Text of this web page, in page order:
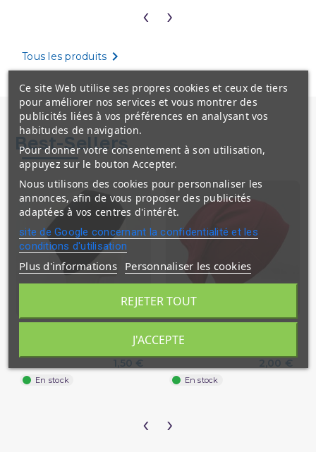
‹ ›
Tous les produits 
Best-Sellers
Bandeau pour hijab - Tube et
1,50 €
En stock
Bandeau pour voile - Tube et
Long - à enfiler sous le...
2,00 €
En stock
‹ ›
Ce site Web utilise ses propres cookies et ceux de tiers
pour améliorer nos services et vous montrer des
publicités liées à vos préférences en analysant vos
habitudes de navigation.
Pour donner votre consentement à son utilisation,
appuyez sur le bouton Accepter.
Nous utilisons des cookies pour personnaliser les
annonces, afin de vous proposer des publicités
adaptées à vos centres d'intérêt.
site de Google concernant la confidentialité et les
conditions d'utilisation
Plus d'informations Personnaliser les cookies
REJETER TOUT
J'ACCEPTE